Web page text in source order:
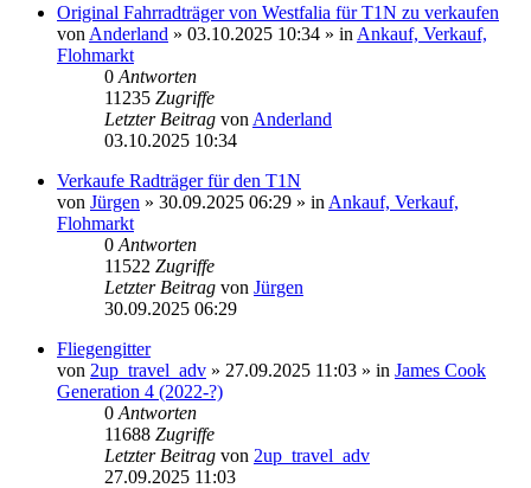
Original Fahrradträger von Westfalia für T1N zu verkaufen
von Anderland » 03.10.2025 10:34 » in Ankauf, Verkauf,
Flohmarkt
0 Antworten
11235 Zugriffe
Letzter Beitrag von Anderland
03.10.2025 10:34
Verkaufe Radträger für den T1N
von Jürgen » 30.09.2025 06:29 » in Ankauf, Verkauf,
Flohmarkt
0 Antworten
11522 Zugriffe
Letzter Beitrag von Jürgen
30.09.2025 06:29
Fliegengitter
von 2up_travel_adv » 27.09.2025 11:03 » in James Cook
Generation 4 (2022-?)
0 Antworten
11688 Zugriffe
Letzter Beitrag von 2up_travel_adv
27.09.2025 11:03